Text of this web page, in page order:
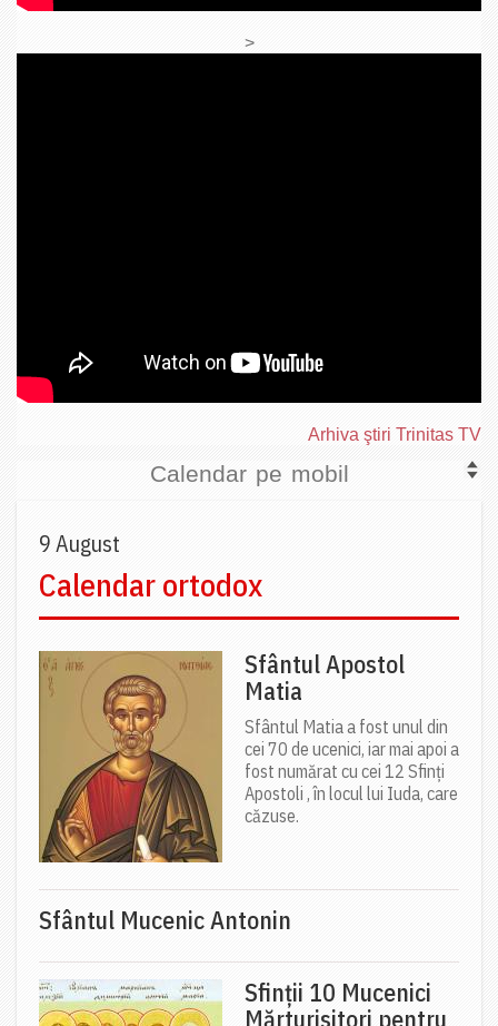
>
Arhiva ştiri Trinitas TV
Calendar pe mobil
9 August
Calendar ortodox
Sfântul Apostol
Matia
Sfântul Matia a fost unul din
cei 70 de ucenici, iar mai apoi a
fost numărat cu cei 12 Sfinți
Apostoli , în locul lui Iuda, care
căzuse.
Sfântul Mucenic Antonin
Sfinții 10 Mucenici
Mărturisitori pentru